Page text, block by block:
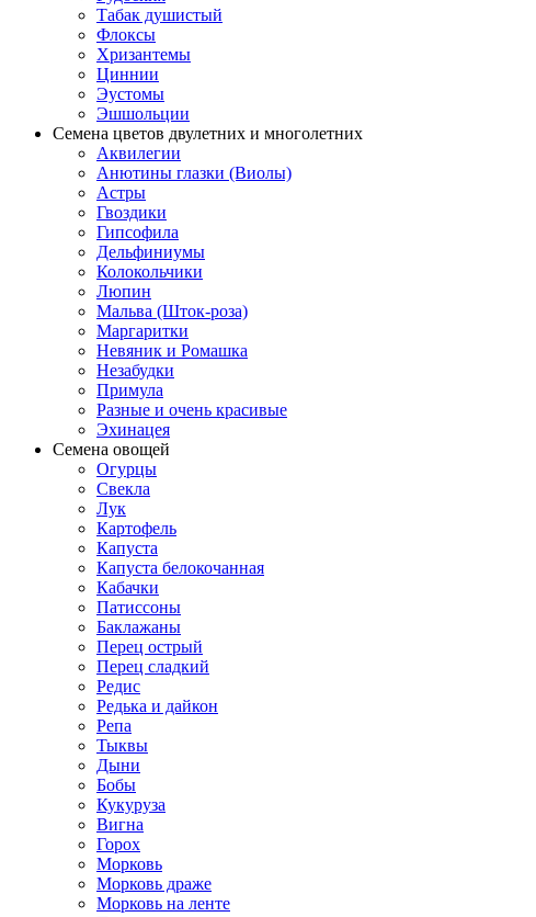
Табак душистый
Флоксы
Хризантемы
Циннии
Эустомы
Эшшольции
Семена цветов двулетних и многолетних
Аквилегии
Анютины глазки (Виолы)
Астры
Гвоздики
Гипсофила
Дельфиниумы
Колокольчики
Люпин
Мальва (Шток-роза)
Маргаритки
Невяник и Ромашка
Незабудки
Примула
Разные и очень красивые
Эхинацея
Семена овощей
Огурцы
Свекла
Лук
Картофель
Капуста
Капуста белокочанная
Кабачки
Патиссоны
Баклажаны
Перец острый
Перец сладкий
Редис
Редька и дайкон
Репа
Тыквы
Дыни
Бобы
Кукуруза
Вигна
Горох
Морковь
Морковь драже
Морковь на ленте